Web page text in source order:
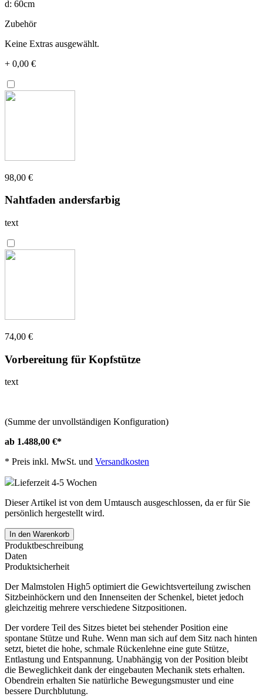
d: 60cm
Zubehör
Keine Extras ausgewählt.
+ 0,00 €
98,00 €
Nahtfaden andersfarbig
text
74,00 €
Vorbereitung für Kopfstütze
text
(Summe der unvollständigen Konfiguration)
ab 1.488,00 €*
* Preis inkl. MwSt. und Versandkosten
Lieferzeit 4-5 Wochen
Dieser Artikel ist von dem Umtausch ausgeschlossen, da er für Sie
persönlich hergestellt wird.
In den Warenkorb
Produktbeschreibung
Daten
Produktsicherheit
Der Malmstolen High5 optimiert die Gewichtsverteilung zwischen
Sitzbeinhöckern und den Innenseiten der Schenkel, bietet jedoch
gleichzeitig mehrere verschiedene Sitzpositionen.
Der vordere Teil des Sitzes bietet bei stehender Position eine
spontane Stütze und Ruhe. Wenn man sich auf dem Sitz nach hinten
setzt, bietet die hohe, schmale Rückenlehne eine gute Stütze,
Entlastung und Entspannung. Unabhängig von der Position bleibt
die Beweglichkeit dank der eingebauten Mechanik stets erhalten.
Obendrein erhalten Sie natürliche Bewegungsmuster und eine
bessere Durchblutung.